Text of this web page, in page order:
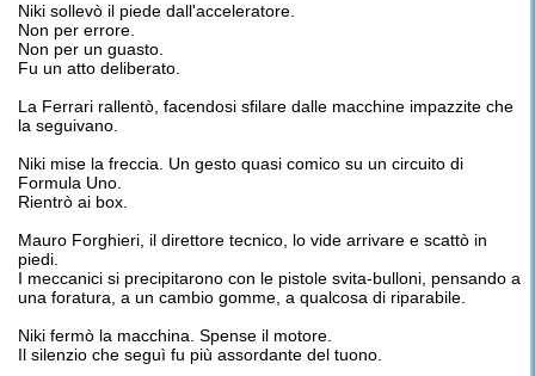
Niki sollevò il piede dall'acceleratore.
Non per errore.
Non per un guasto.
Fu un atto deliberato.
La Ferrari rallentò, facendosi sfilare dalle macchine impazzite che
la seguivano.
Niki mise la freccia. Un gesto quasi comico su un circuito di
Formula Uno.
Rientrò ai box.
Mauro Forghieri, il direttore tecnico, lo vide arrivare e scattò in
piedi.
I meccanici si precipitarono con le pistole svita-bulloni, pensando a
una foratura, a un cambio gomme, a qualcosa di riparabile.
Niki fermò la macchina. Spense il motore.
Il silenzio che seguì fu più assordante del tuono.